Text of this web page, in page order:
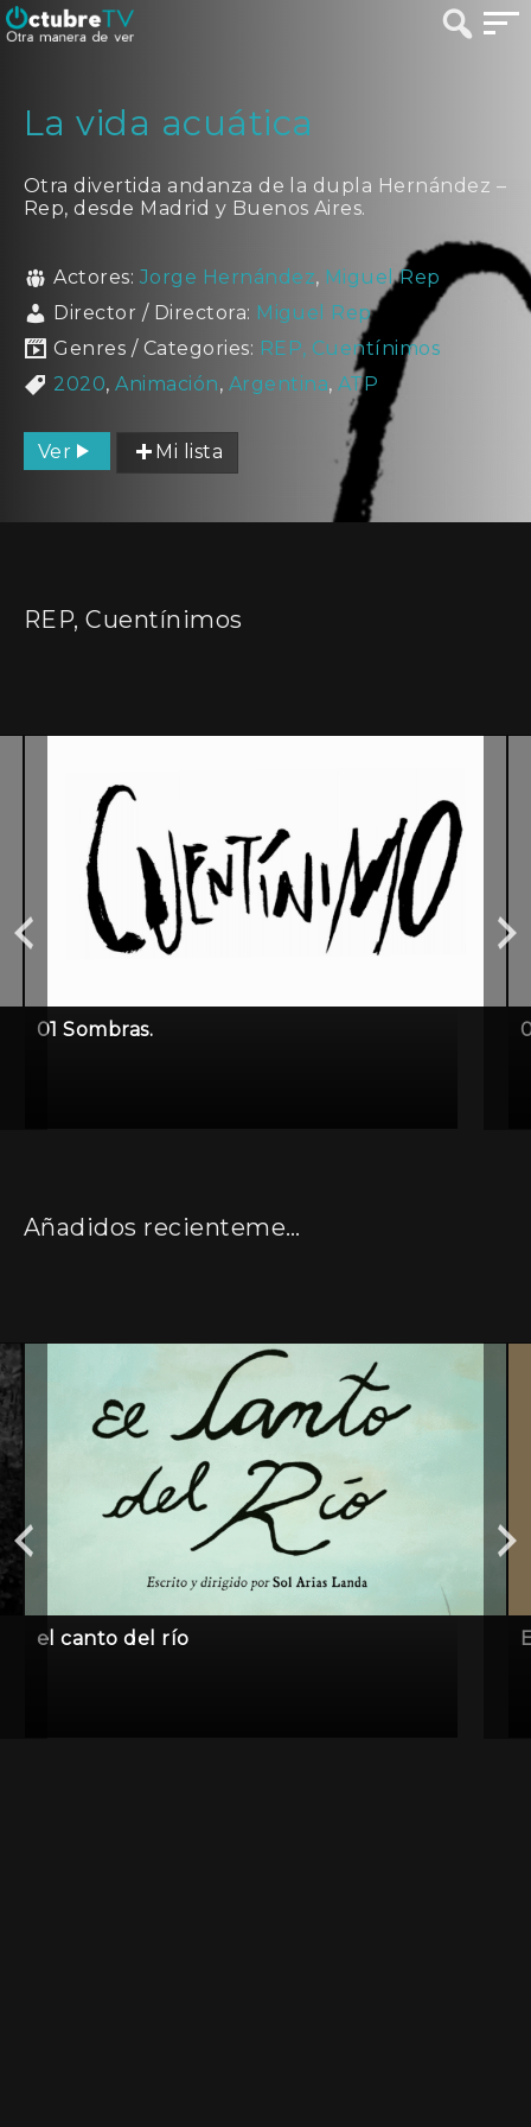
La vida acuática
Otra divertida andanza de la dupla Hernández –
Rep, desde Madrid y Buenos Aires.
Actores: Jorge Hernández, Miguel Rep
Director / Directora: Miguel Rep
Genres / Categories: REP, Cuentínimos
2020,Animación, Argentina, ATP
Ver Mi lista
REP, Cuentínimos
01 Sombras.
Añadidos recientemente
el canto del río